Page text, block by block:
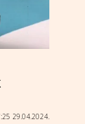
29.04.2024.